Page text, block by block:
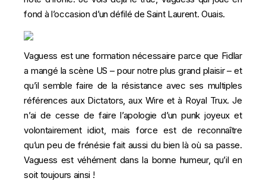
fond à l’occasion d’un défilé de Saint Laurent. Ouais.
Vaguess est une formation nécessaire parce que Fidlar
a mangé la scène US – pour notre plus grand plaisir – et
qu’il semble faire de la résistance avec ses multiples
références aux Dictators, aux Wire et à Royal Trux. Je
n’ai de cesse de faire l’apologie d’un punk joyeux et
volontairement idiot, mais force est de reconnaître
qu’un peu de frénésie fait aussi du bien là où sa passe.
Vaguess est véhément dans la bonne humeur, qu’il en
soit toujours ainsi !